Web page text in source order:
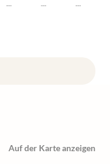
--- --- ---
Auf der Karte anzeigen